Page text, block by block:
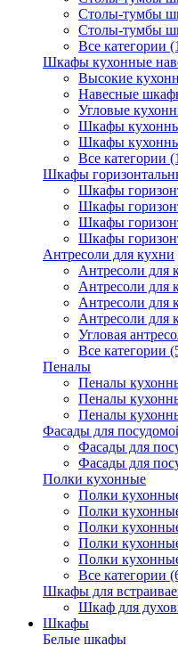
Столы-тумбы
Столы-тумбы
Все категории
Шкафы кухонные
Высокие
Навесные
Угловые
Шкафы
Шкафы
Все категории
Шкафы
Шкафы
Шкафы
Шкафы
Шкафы
Антресоли для кухни
Антресоли для
Антресоли для
Антресоли для
Антресоли для
Угловая
Все категории
Пеналы
Пеналы
Пеналы
Пеналы
Фасады для
Фасады для
Фасады для
Полки кухонные
Полки
Полки
Полки
Полки
Полки
Все категории
Шкафы для
Шкаф для
Шкафы
Белые шкафы